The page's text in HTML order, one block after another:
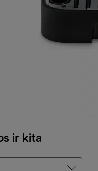
ir kita